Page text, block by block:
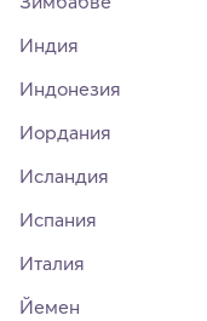
Индия
Индонезия
Иордания
Исландия
Испания
Италия
Йемен